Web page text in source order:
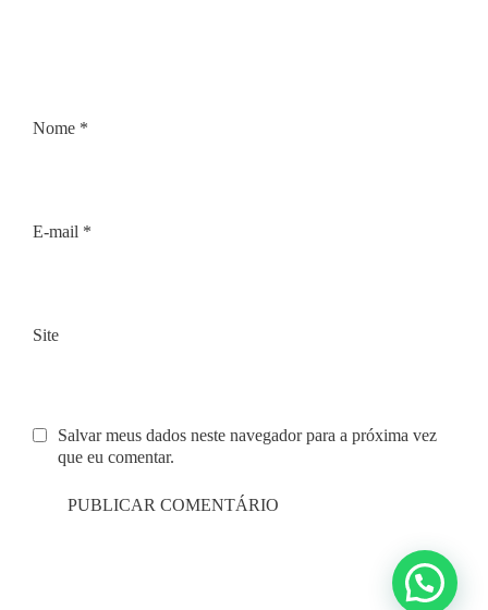
Nome *
E-mail *
Site
Salvar meus dados neste navegador para a próxima vez
que eu comentar.